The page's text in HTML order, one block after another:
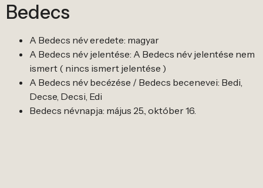
Bedecs
A Bedecs név eredete: magyar
A Bedecs név jelentése: A Bedecs név jelentése nem
ismert ( nincs ismert jelentése )
A Bedecs név becézése / Bedecs becenevei: Bedi,
Decse, Decsi, Edi
Bedecs névnapja: május 25., október 16.